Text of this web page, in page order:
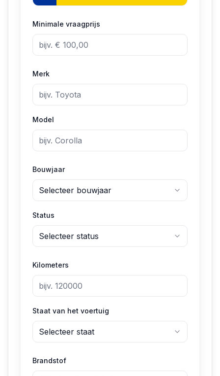
Minimale vraagprijs
Merk
Model
Bouwjaar
Selecteer bouwjaar
Status
Selecteer status
Kilometers
Staat van het voertuig
Selecteer staat
Brandstof